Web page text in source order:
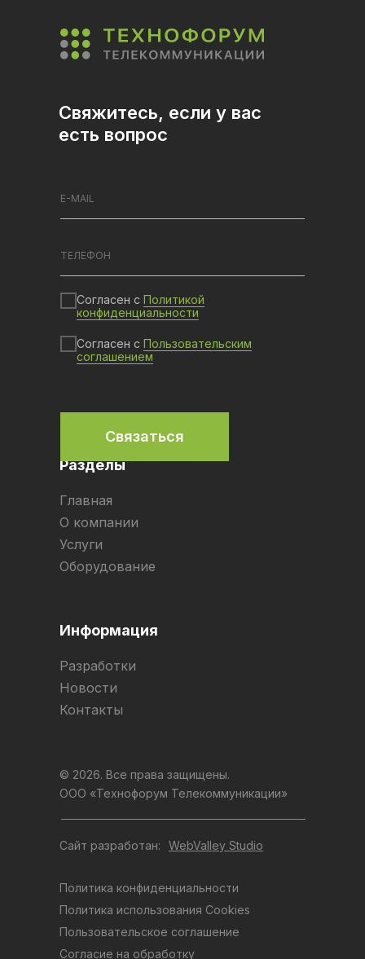
Разделы
Информация
Главная
О компании
Услуги
Оборудование
Разработки
Новости
Контакты
Политика использования Cookies
Согласие на обработку
Пользовательское соглашение
Политика конфиденциальности
© 2026. Все права защищены.
ООО «Технофорум Телекоммуникации»
Сайт разработан:
Согласен с Политикой
конфиденциальности
Согласен с Пользовательским
соглашением
Связаться
Свяжитесь, если у вас
есть вопрос
WebValley Studio